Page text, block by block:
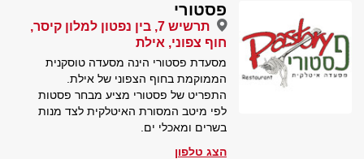
פסטורי
תרשיש 7, בין נפטון למלון קיסר,
חוף צפוני, אילת
מסעדת פסטורי הינה מסעדה טוסקנית
הממוקמת בחוף הצפוני של אילת.
התפריט של פסטורי מציע מבחר פסטות
לפי מיטב המסורת האיטלקית לצד מנות
בשרים ומאכלי ים.
הצג טלפון